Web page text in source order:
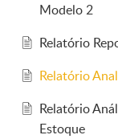
Modelo 2
Relatório
Relatório
Relatório
Estoque